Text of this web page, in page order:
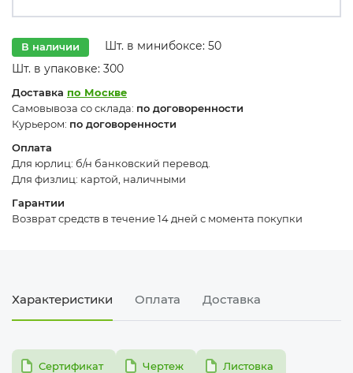
В наличии
Шт. в минибоксе: 50
Шт. в упаковке: 300
Доставка по Москве
Самовывоза со склада: по договоренности
Курьером: по договоренности
Оплата
Для юрлиц: б/н банковский перевод.
Для физлиц: картой, наличными
Гарантии
Возврат средств в течение 14 дней с момента покупки
Характеристики Оплата Доставка
pdfСертификат pdfЧертеж pdfЛистовка